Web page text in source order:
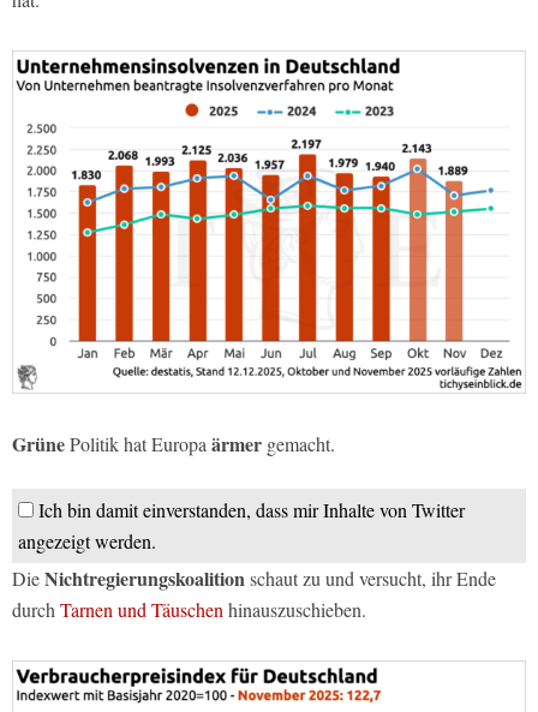
GrünePolitik hat Europa ärmer gemacht.
Ich bin damit einverstanden, dass mir Inhalte von Twitter
angezeigt werden.
DieNichtregierungskoalitionschaut zu und versucht, ihr Ende
durch Tarnen und Täuschen hinauszuschieben.